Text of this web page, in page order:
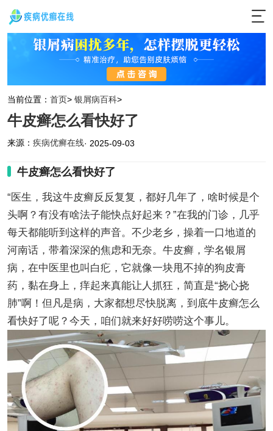
当前位置： 首页> 银屑病百科>
牛皮癣怎么看快好了
来源： 疾病优癣在线· 2025-09-03
牛皮癣怎么看快好了
“医生，我这牛皮癣反反复复，都好几年了，啥时候是个
头啊？有没有啥法子能快点好起来？”在我的门诊，几乎
每天都能听到这样的声音。不少老乡，操着一口地道的
河南话，带着深深的焦虑和无奈。牛皮癣，学名银屑
病，在中医里也叫白疕，它就像一块甩不掉的狗皮膏
药，黏在身上，痒起来真能让人抓狂，简直是“挠心挠
肺”啊！但凡是病，大家都想尽快脱离，到底牛皮癣怎么
看快好了呢？今天，咱们就来好好唠唠这个事儿。